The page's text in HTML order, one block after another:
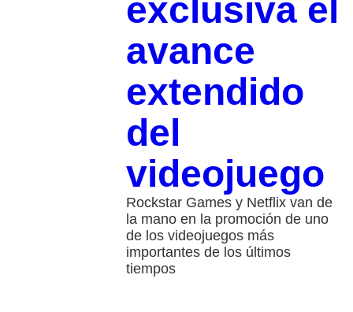
exclusiva el
avance
extendido
del
videojuego
Rockstar Games y Netflix van de
la mano en la promoción de uno
de los videojuegos más
importantes de los últimos
tiempos